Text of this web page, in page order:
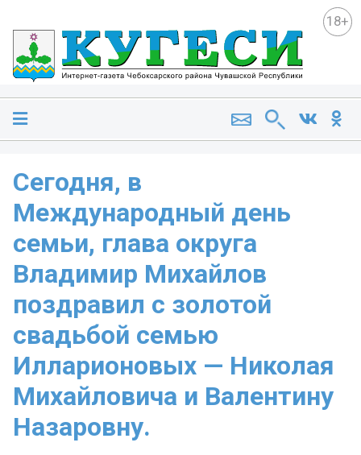
18+
Сегодня, в
Международный день
семьи, глава округа
Владимир Михайлов
поздравил с золотой
свадьбой семью
Илларионовых — Николая
Михайловича и Валентину
Назаровну.